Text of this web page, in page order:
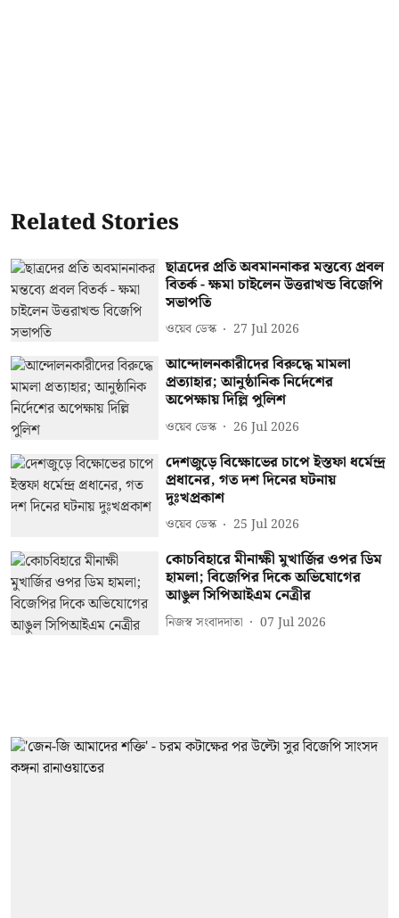
Related Stories
ছাত্রদের প্রতি অবমাননাকর মন্তব্যে প্রবল
বিতর্ক - ক্ষমা চাইলেন উত্তরাখন্ড বিজেপি
সভাপতি
ওয়েব ডেস্ক 27 Jul 2026
আন্দোলনকারীদের বিরুদ্ধে মামলা
প্রত্যাহার; আনুষ্ঠানিক নির্দেশের
অপেক্ষায় দিল্লি পুলিশ
ওয়েব ডেস্ক 26 Jul 2026
দেশজুড়ে বিক্ষোভের চাপে ইস্তফা ধর্মেন্দ্র
প্রধানের, গত দশ দিনের ঘটনায়
দুঃখপ্রকাশ
ওয়েব ডেস্ক 25 Jul 2026
কোচবিহারে মীনাক্ষী মুখার্জির ওপর ডিম
হামলা; বিজেপির দিকে অভিযোগের
আঙুল সিপিআইএম নেত্রীর
নিজস্ব সংবাদদাতা 07 Jul 2026